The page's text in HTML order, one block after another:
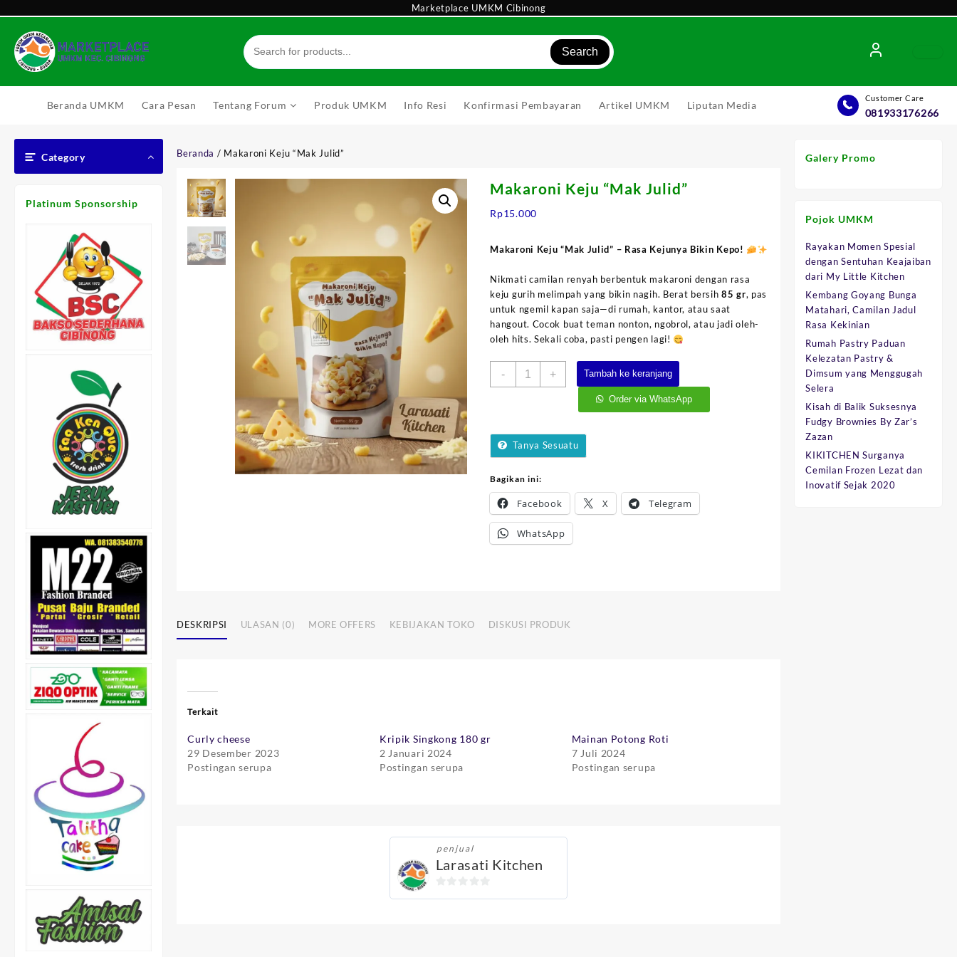
content
Marketplace UMKM Cibinong
Search
Beranda UMKM Cara Pesan Tentang Forum Produk UMKM Info Resi Konfirmasi Pembayaran Artikel UMKM Liputan Media
Customer Care
081933176266
Category
Platinum Sponsorship
Beranda / Makaroni Keju “Mak Julid”
Makaroni Keju “Mak Julid”
Rp15.000
Makaroni Keju “Mak Julid” – Rasa Kejunya Bikin Kepo!
Nikmati camilan renyah berbentuk makaroni dengan rasa
keju gurih melimpah yang bikin nagih. Berat bersih85 gr, pas
untuk ngemil kapan saja—di rumah, kantor, atau saat
hangout. Cocok buat teman nonton, ngobrol, atau jadi oleh-
oleh hits. Sekali coba, pasti pengen lagi!
-
Kuantitas+ Tambah ke keranjang
Order via WhatsApp
Tanya Sesuatu
Bagikan ini:
Facebook X Telegram
WhatsApp
DESKRIPSI ULASAN (0) MORE OFFERS KEBIJAKAN TOKO DISKUSI PRODUK
Terkait
Curly cheese
29 Desember 2023
Postingan serupa
Kripik Singkong 180 gr
2 Januari 2024
Postingan serupa
Mainan Potong Roti
7 Juli 2024
Postingan serupa
penjual
Larasati Kitchen
Galery Promo
Pojok UMKM
Rayakan Momen Spesial
dengan Sentuhan Keajaiban
dari My Little Kitchen
Kembang Goyang Bunga
Matahari, Camilan Jadul
Rasa Kekinian
Rumah Pastry Paduan
Kelezatan Pastry &
Dimsum yang Menggugah
Selera
Kisah di Balik Suksesnya
Fudgy Brownies By Zar’s
Zazan
KIKITCHEN Surganya
Cemilan Frozen Lezat dan
Inovatif Sejak 2020